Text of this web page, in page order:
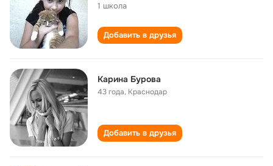
1 школа
Добавить в друзья
Карина Бурова
43 года, Краснодар
Добавить в друзья